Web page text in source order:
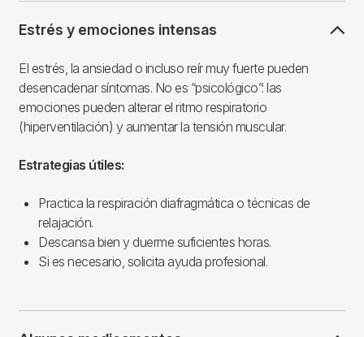
Estrés y emociones intensas
El estrés, la ansiedad o incluso reír muy fuerte pueden
desencadenar síntomas. No es “psicológico”: las
emociones pueden alterar el ritmo respiratorio
(hiperventilación) y aumentar la tensión muscular.
Estrategias útiles:
Practica la respiración diafragmática o técnicas de
relajación.
Descansa bien y duerme suficientes horas.
Si es necesario, solicita ayuda profesional.